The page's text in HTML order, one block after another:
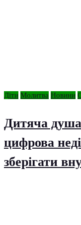
Діти Молитва Новини
Дитяча
цифрова
зберігати